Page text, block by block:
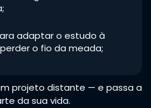
adaptar o estudo à
o fio da meada;
projeto distante — e passa a
da sua vida.